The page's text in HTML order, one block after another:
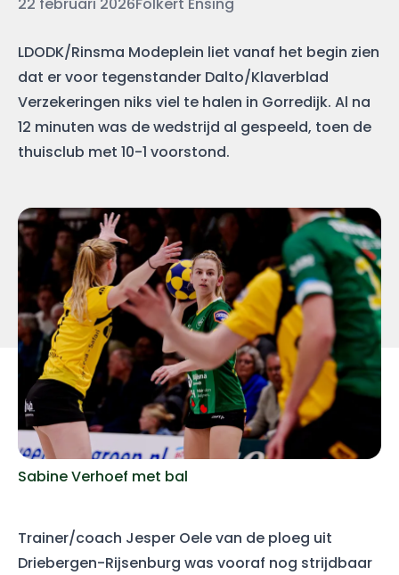
22 februari 2026Folkert Ensing
LDODK/Rinsma Modeplein liet vanaf het begin zien
dat er voor tegenstander Dalto/Klaverblad
Verzekeringen niks viel te halen in Gorredijk. Al na
12 minuten was de wedstrijd al gespeeld, toen de
thuisclub met 10-1 voorstond.
Sabine Verhoef met bal
Trainer/coach Jesper Oele van de ploeg uit
Driebergen-Rijsenburg was vooraf nog strijdbaar